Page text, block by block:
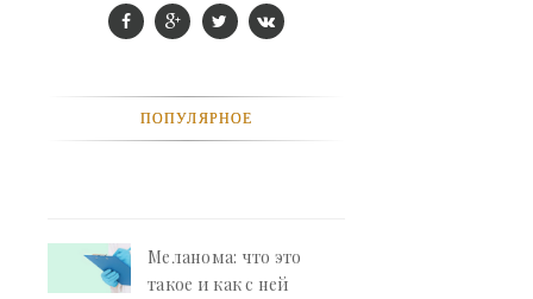
ПОПУЛЯРНОЕ
Меланома: что это
такое и как с ней